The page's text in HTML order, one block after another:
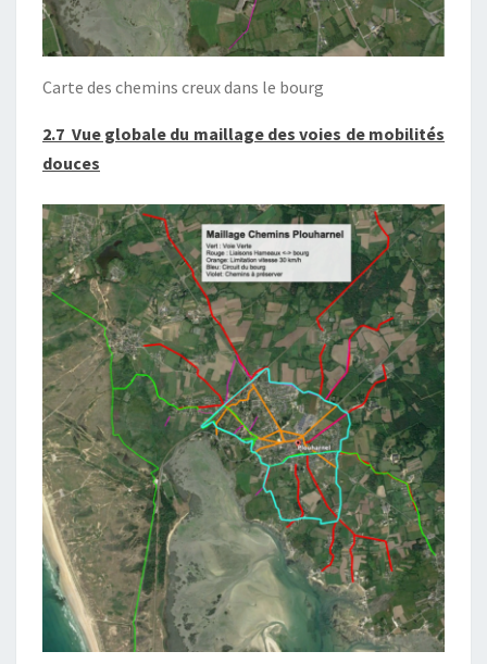
Carte des chemins creux dans le bourg
2.7 Vue globale du maillage des voies de mobilités
douces